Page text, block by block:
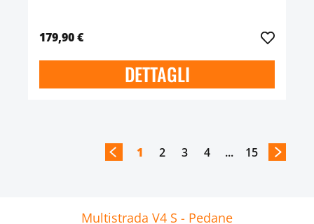
179,90 €
DETTAGLI
1 2 3 4 ... 15
Multistrada V4 S - Pedane